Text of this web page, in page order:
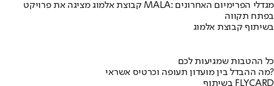
קבוצת אלמוג מציגה את פרויקט MALA: מגדלי הפרימיום האחרונים
בפתח תקווה
בשיתוף קבוצת אלמוג
כל ההטבות שמגיעות לכם
מה ההבדל בין מועדון תעופה וכרטיס אשראי?
בשיתוף FLYCARD